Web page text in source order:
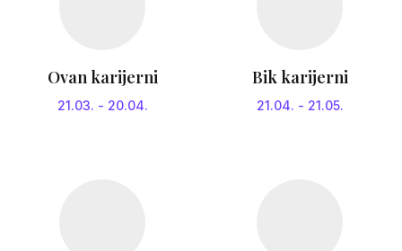
Ovan karijerni
21.03. - 20.04.
Bik karijerni
21.04. - 21.05.